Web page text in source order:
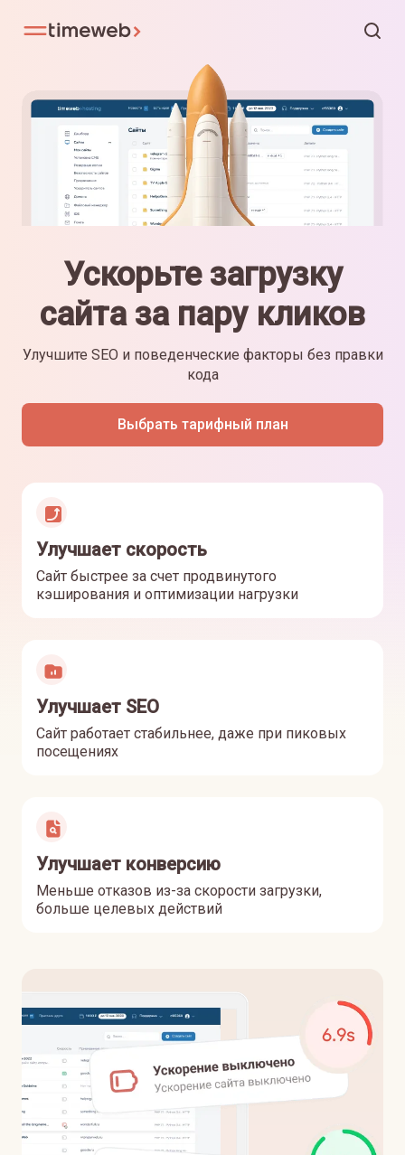
Ускорьте загрузку
сайта за пару кликов
Улучшите SEO и поведенческие факторы без правки
кода
Выбрать тарифный план
Улучшает скорость
Сайт быстрее за счет продвинутого
кэширования и оптимизации нагрузки
Улучшает SEO
Сайт работает стабильнее, даже при пиковых
посещениях
Улучшает конверсию
Меньше отказов из-за скорости загрузки,
больше целевых действий